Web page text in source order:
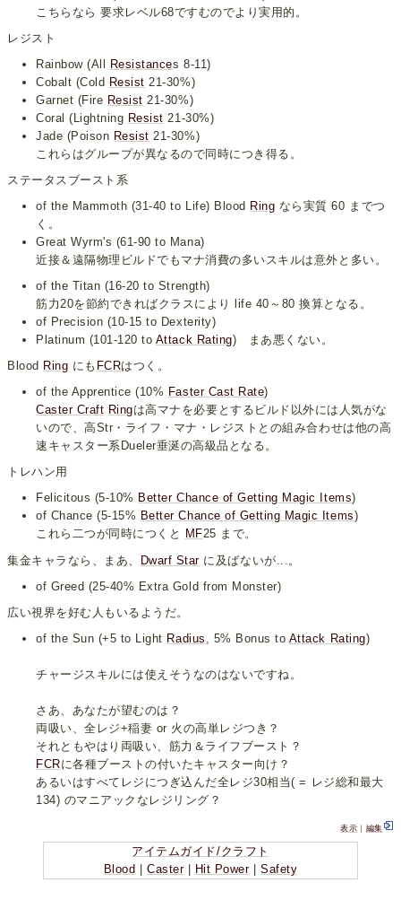
こちらなら 要求レベル68ですむのでより実用的。
レジスト
Rainbow (All
Resistances 8-11)
Cobalt (Cold Resist 21-30%)
Garnet (Fire Resist 21-30%)
Coral (Lightning Resist 21-30%)
Jade (Poison Resist 21-30%)
これらはグループが異なるので同時につき得る。
ステータスブースト系
of the Mammoth (31-40 to Life) Blood Ring なら実質 60 までつ
く。
Great Wyrm's (61-90 to Mana)
近接＆遠隔物理ビルドでもマナ消費の多いスキルは意外と多い。
of the Titan (16-20 to Strength)
筋力20を節約できればクラスにより life 40～80 換算となる。
of Precision (10-15 to Dexterity)
Platinum (101-120 to Attack Rating) まあ悪くない。
Blood Ring にも FCRはつく。
of the Apprentice (10% Faster Cast Rate)
Caster Craft Ringは高マナを必要とするビルド以外には人気がな
いので、高Str・ライフ・マナ・レジストとの組み合わせは他の高
速キャスター系Dueler垂涎の高級品となる。
トレハン用
Felicitous (5-10% Better Chance of Getting Magic Items)
of Chance (5-15% Better Chance of Getting Magic Items)
これら二つが同時につくと
MF25 まで。
集金キャラなら、まあ、 Dwarf Starに及ばないが...。
of Greed (25-40% Extra Gold from Monster)
広い視界を好む人もいるようだ。
of the Sun (+5 to Light Radius , 5% Bonus to Attack Rating)
チャージスキルには使えそうなのはないですね。
さあ、あなたが望むのは？
両吸い、全レジ+稲妻 or 火の高単レジつき？
それともやはり両吸い、筋力＆ライフブースト？
FCRに各種ブーストの付いたキャスター向け？
あるいはすべてレジにつぎ込んだ全レジ30相当( = レジ総和最大
134) のマニアックなレジリング？
表示 ｜ 編集
アイテムガイド/クラフト
Blood |Caster| Hit Power| Safety